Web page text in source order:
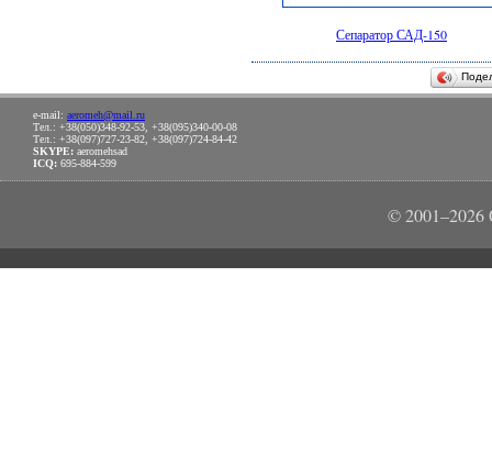
Сепаратор САД-150
e-mail: aeromeh@mail.ru
Тел.: +38(050)348-92-53, +38(095)340-00-08
Тел.: +38(097)727-23-82, +38(097)724-84-42
SKYPE: aeromehsad
ICQ: 695-884-599
©